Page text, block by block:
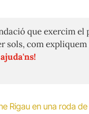
que exercim
sols, com expliquem